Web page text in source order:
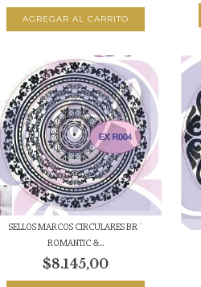
SELLOS MARCOS CIRCULARES BR ¨
ROMANTIC &...
$8.145,00